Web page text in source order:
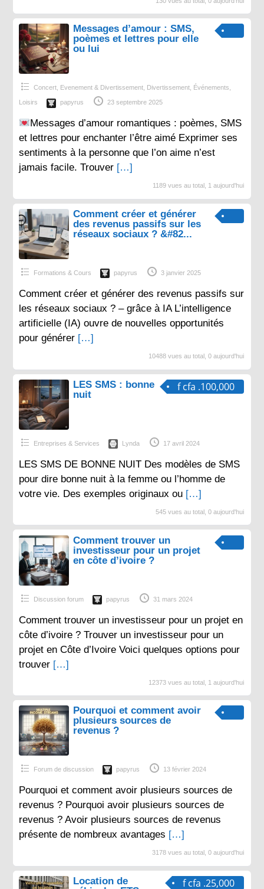
Messages d’amour : SMS,
poèmes et lettres pour elle
ou lui
Concert, Evenement & Divertissement, Divertissement, Événements,
Loisirs papyrus 23 septembre 2025
Messages d’amour romantiques : poèmes, SMS
et lettres pour enchanter l’être aimé Exprimer ses
sentiments à la personne que l’on aime n’est
jamais facile. Trouver […]
1189 vues au total, 1 aujourd'hui
Comment créer et générer
des revenus passifs sur les
réseaux sociaux ? &#82...
Formations & Cours papyrus 3 janvier 2025
Comment créer et générer des revenus passifs sur
les réseaux sociaux ? – grâce à IA L’intelligence
artificielle (IA) ouvre de nouvelles opportunités
pour générer […]
10488 vues au total, 0 aujourd'hui
f cfa .100,000
LES SMS : bonne
nuit
Entreprises & Services Lynda 17 avril 2024
LES SMS DE BONNE NUIT Des modèles de SMS
pour dire bonne nuit à la femme ou l’homme de
votre vie. Des exemples originaux ou […]
545 vues au total, 0 aujourd'hui
Comment trouver un
investisseur pour un projet
en côte d’ivoire ?
Discussion forum papyrus 31 mars 2024
Comment trouver un investisseur pour un projet en
côte d’ivoire ? Trouver un investisseur pour un
projet en Côte d’Ivoire Voici quelques options pour
trouver […]
12373 vues au total, 1 aujourd'hui
Pourquoi et comment avoir
plusieurs sources de
revenus ?
Forum de discussion papyrus 13 février 2024
Pourquoi et comment avoir plusieurs sources de
revenus ? Pourquoi avoir plusieurs sources de
revenus ? Avoir plusieurs sources de revenus
présente de nombreux avantages […]
3178 vues au total, 0 aujourd'hui
f cfa .25,000
Location de